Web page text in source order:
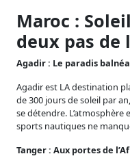
Maroc :
deux pas de
Agadir : Le paradis
Agadir est LA destination
de 300 jours de soleil par
se détendre.
sports nautiques ne
Tanger : Aux portes de